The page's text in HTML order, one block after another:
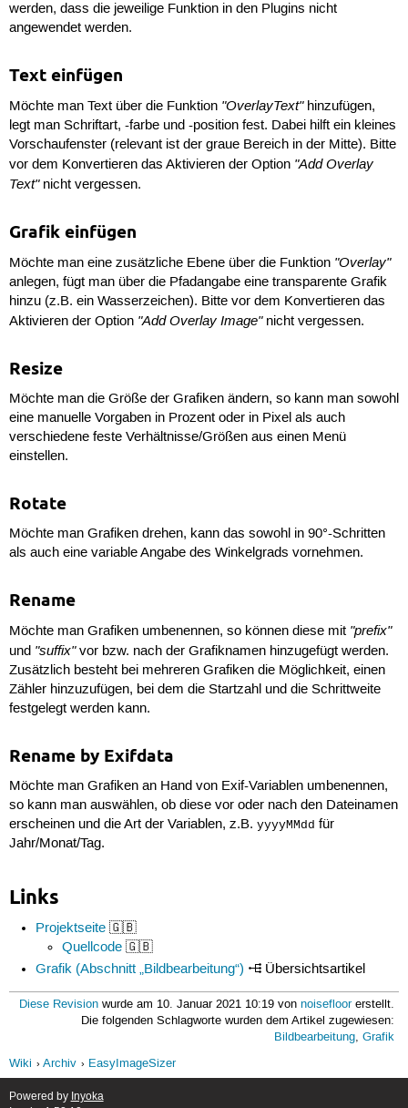
werden, dass die jeweilige Funktion in den Plugins nicht
angewendet werden.
Text einfügen
Möchte man Text über die Funktion "OverlayText"hinzufügen,
legt man Schriftart, -farbe und -position fest. Dabei hilft ein kleines
Vorschaufenster (relevant ist der graue Bereich in der Mitte). Bitte
vor dem Konvertieren das Aktivieren der Option "Add Overlay
Text"nicht vergessen.
Grafik einfügen
Möchte man eine zusätzliche Ebene über die Funktion "Overlay"
anlegen, fügt man über die Pfadangabe eine transparente Grafik
hinzu (z.B. ein Wasserzeichen). Bitte vor dem Konvertieren das
Aktivieren der Option "Add Overlay Image"nicht vergessen.
Resize
Möchte man die Größe der Grafiken ändern, so kann man sowohl
eine manuelle Vorgaben in Prozent oder in Pixel als auch
verschiedene feste Verhältnisse/Größen aus einen Menü
einstellen.
Rotate
Möchte man Grafiken drehen, kann das sowohl in 90°-Schritten
als auch eine variable Angabe des Winkelgrads vornehmen.
Rename
Möchte man Grafiken umbenennen, so können diese mit "prefix"
und "suffix"vor bzw. nach der Grafiknamen hinzugefügt werden.
Zusätzlich besteht bei mehreren Grafiken die Möglichkeit, einen
Zähler hinzuzufügen, bei dem die Startzahl und die Schrittweite
festgelegt werden kann.
Rename by Exifdata
Möchte man Grafiken an Hand von Exif-Variablen umbenennen,
so kann man auswählen, ob diese vor oder nach den Dateinamen
erscheinen und die Art der Variablen, z.B. yyyyMMdd für
Jahr/Monat/Tag.
Links
Projektseite 🇬🇧
Quellcode 🇬🇧
Grafik (Abschnitt „Bildbearbeitung“)
Übersichtsartikel
Diese Revision wurde am 10. Januar 2021 10:19 vonnoisefloorerstellt.
Die folgenden Schlagworte wurden dem Artikel zugewiesen:
Bildbearbeitung,Grafik
Wiki
Archiv EasyImageSizer
Powered by Inyoka